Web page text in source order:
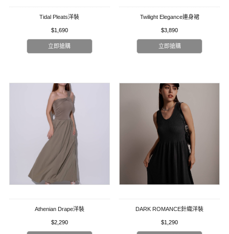
Tidal Pleats洋裝
$1,690
立即搶購
Twilight Elegance連身裙
$3,890
立即搶購
Athenian Drape洋裝
$2,290
DARK ROMANCE針織洋裝
$1,290